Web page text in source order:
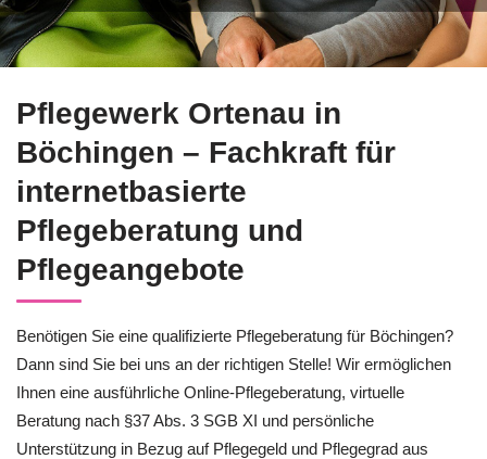
Pflegewerk Ortenau in
Böchingen – Fachkraft für
internetbasierte
Pflegeberatung und
Pflegeangebote
Benötigen Sie eine qualifizierte Pflegeberatung für Böchingen?
Dann sind Sie bei uns an der richtigen Stelle! Wir ermöglichen
Ihnen eine ausführliche Online-Pflegeberatung, virtuelle
Beratung nach §37 Abs. 3 SGB XI und persönliche
Unterstützung in Bezug auf Pflegegeld und Pflegegrad aus